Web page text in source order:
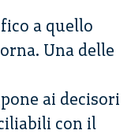
a quello
Una delle
ai decisori
con il